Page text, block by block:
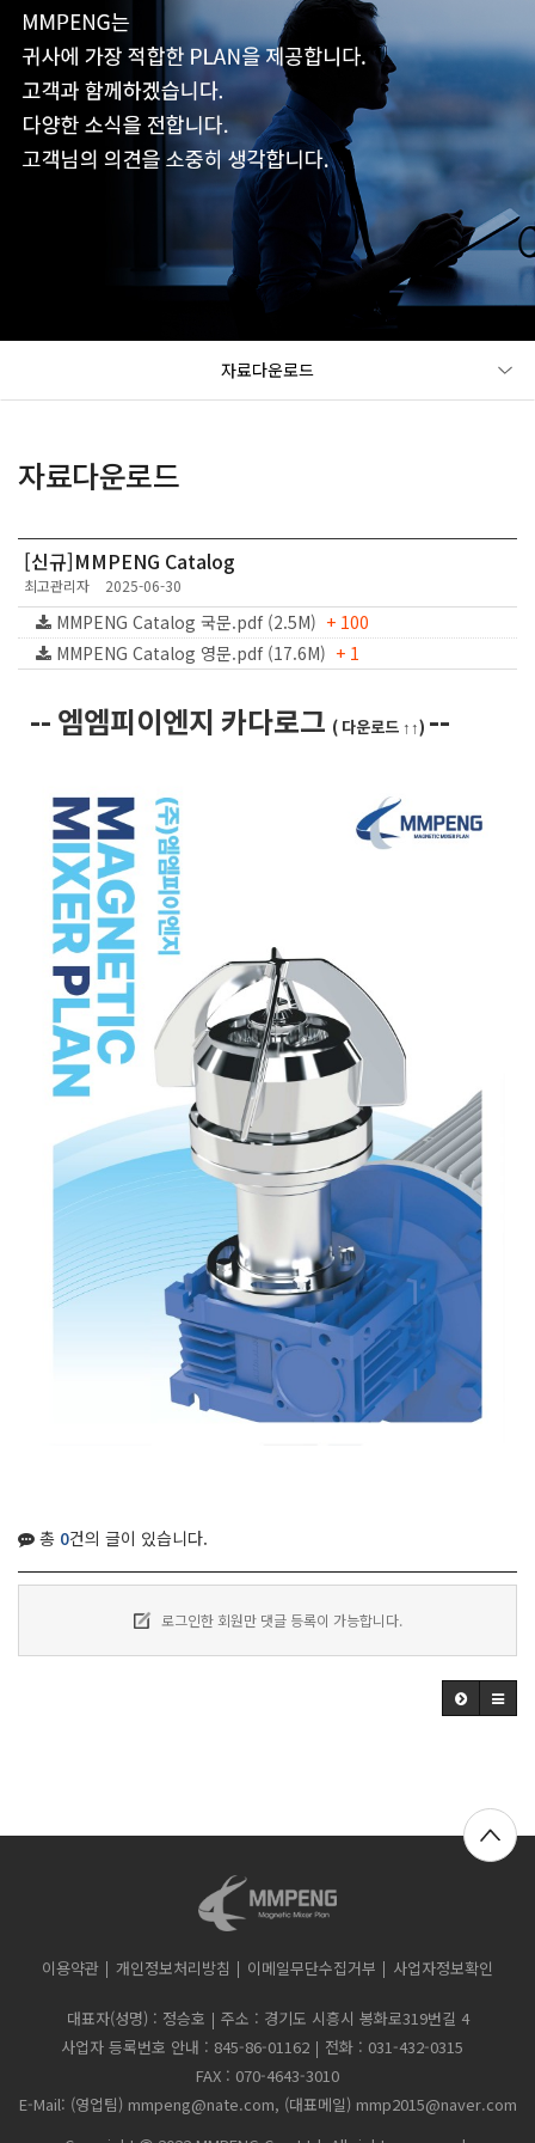
자료다운로드
자료다운로드
[신규]MMPENG Catalog
최고관리자 2025-06-30
MMPENG Catalog 국문.pdf (2.5M) + 100
MMPENG Catalog 영문.pdf (17.6M) + 1
-- 엠엠피이엔지 카다로그 ( 다운로드 ↑↑) --
총 0건의 글이 있습니다.
로그인한 회원만 댓글 등록이 가능합니다.
이용약관 개인정보처리방침 이메일무단수집거부 사업자정보확인
대표자(성명) : 정승호
주소 : 경기도 시흥시 봉화로319번길 4
사업자 등록번호 안내 : 845-86-01162
전화 : 031-432-0315
FAX : 070-4643-3010
E-Mail: (영업팀) mmpeng@nate.com, (대표메일) mmp2015@naver.com